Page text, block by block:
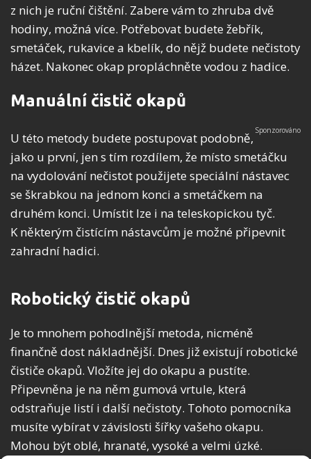
z nich je ruční čištění. Zabere vám to zhruba dvě
hodiny, možná více. Potřebovat budete žebřík,
smetáček, rukavice a kbelík, do nějž budete nečistoty
házet. Nakonec okap propláchněte vodou z hadice.
Manuální čistič okapů
U této metody budete postupovat podobně,
jako u první, jen s tím rozdílem, že místo smetáčku
na vydolování nečistot použijete speciální nástavec
se škrabkou na jednom konci a smetáčkem na
druhém konci. Umístit lze i na teleskopickou tyč.
K některým čistícím nástavcům je možné připevnit
zahradní hadici.
Robotický čistič okapů
Je to mnohem pohodlnější metoda, nicméně
finančně dost nákladnější. Dnes již existují robotické
čističe okapů. Vložíte jej do okapu a pustíte.
Připevněna je na něm gumová vrtule, která
odstraňuje listí i další nečistoty. Tohoto pomocníka
musíte vybírat v závislosti šířky vašeho okapu.
Mohou být oblé, hranaté, vysoké a velmi úzké.